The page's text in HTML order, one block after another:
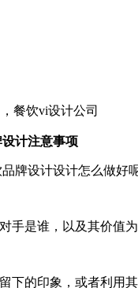
餐饮vi设计公司
计注意事项
牌设计设计怎么做好
手是谁，以及其价值为
下的印象，或者利用